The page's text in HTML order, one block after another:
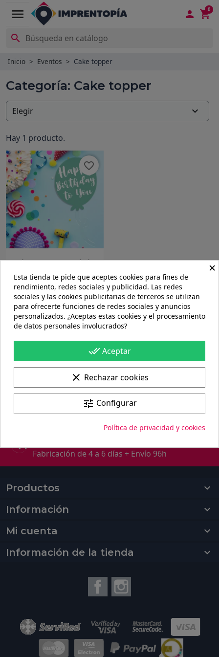
menu  
0

Inicio Eventos Cake topper
Categoría: Cake topper
Hay 1 producto.
Elegir 
Cake topper - Globo
-...
16,23 €
favorite_border
Mostrando 1-1 de 1 artículo(s)
Volver arriba
Portes gratis
En pedidos de más de 60€
Fabricación de 4 a 6 días + Envío 96h
Productos

Información

Mi cuenta

Información de la tienda
keyboard_arrow_down
Facebook
×
Esta tienda te pide que aceptes cookies para fines de
rendimiento, redes sociales y publicidad. Las redes
sociales y las cookies publicitarias de terceros se utilizan
para ofrecerte funciones de redes sociales y anuncios
personalizados. ¿Aceptas estas cookies y el procesamiento
de datos personales involucrados?
done_all Aceptar
clear Rechazar cookies
tune Configurar
Política de privacidad y cookies